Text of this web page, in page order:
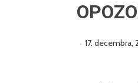
17. decembra,